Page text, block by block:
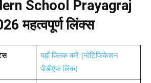
School Prayagraj
महत्वपूर्ण लिंक्स
यहाँ क्लिक करें (नोटिफिकेशन
पीडीएफ लिंक)